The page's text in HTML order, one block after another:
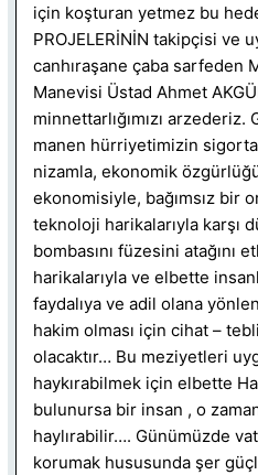
için koşturan yetmez bu
PROJELERİNİN takipçisi ve
canhıraşane çaba sarfeden
Manevisi Üstad Ahmet
minnettarlığımızı
manen hürriyetimizin
nizamla, ekonomik
ekonomisiyle, bağımsız bir
teknoloji harikalarıyla karşı
bombasını füzesini atağını
harikalarıyla ve elbette
faydalıya ve adil olana
hakim olması için cihat –
olacaktır… Bu meziyetleri
haykırabilmek için elbette
bulunursa bir insan , o
haylırabilir…. Günümüzde
korumak hususunda şer